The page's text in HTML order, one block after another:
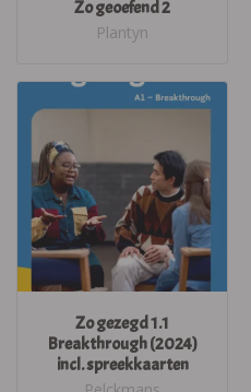
Zo geoefend 2
Plantyn
Zo gezegd 1.1
Breakthrough (2024)
incl. spreekkaarten